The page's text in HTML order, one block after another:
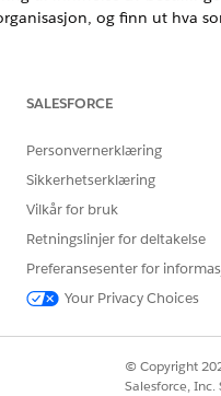
og finn ut hva
utstyr kan
salg
til salgsteamene
Gi teamene verdifull
MED Å LØSE
vi kan forbedre!
SALESFORCE
Personvernerklæring
Sikkerhetserklæring
Vilkår for bruk
Retningslinjer for deltakelse
Preferansesenter for
Your Privacy Choices
© Copyright
Salesforce, Inc.